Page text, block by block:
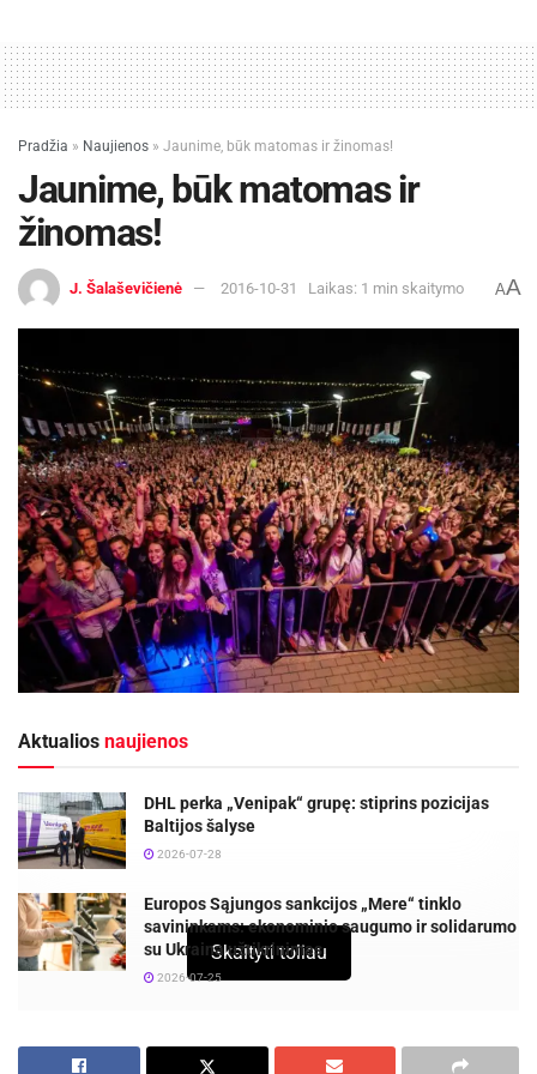
Pradžia » Naujienos » Jaunime, būk matomas ir žinomas!
Jaunime, būk matomas ir
žinomas!
J. Šalaševičienė 2016-10-31 Laikas: 1 min skaitymo AA
Aktualios naujienos
DHL perka „Venipak“ grupę: stiprins pozicijas
Baltijos šalyse
2026-07-28
Europos Sąjungos sankcijos „Mere“ tinklo
savininkams: ekonominio saugumo ir solidarumo
su Ukraina užtikrinimas
2026-07-25
Jaunimo ir su jaunimu dirbančių organizacijų,
Skaityti toliau